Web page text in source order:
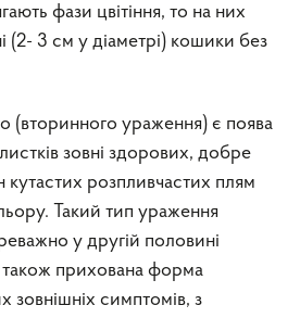
фази цвітіння, то на них
(2- 3 см у діаметрі) кошики без
(вторинного ураження) є поява
зовні здорових, добре
розпливчастих плям
Такий тип ураження
у другій половині
також прихована форма
зовнішніх симптомів, з